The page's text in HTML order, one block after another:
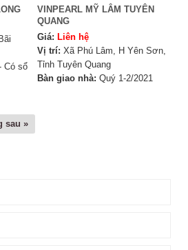
Có sổ
VINPEARL MỸ LÂM TUYÊN
QUANG
Giá: Liên hệ
Vị trí: Xã Phú Lâm, H Yên Sơn,
Tỉnh Tuyên Quang
Bàn giao nhà: Quý 1-2/2021
sau »